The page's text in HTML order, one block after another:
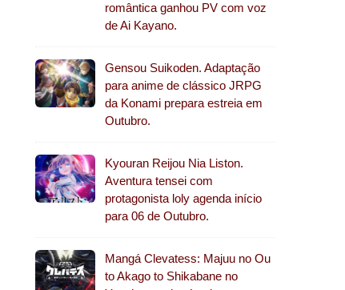
romântica ganhou PV com voz
de Ai Kayano.
Gensou Suikoden. Adaptação
para anime de clássico JRPG
da Konami prepara estreia em
Outubro.
Kyouran Reijou Nia Liston.
Aventura tensei com
protagonista loly agenda início
para 06 de Outubro.
Mangá Clevatess: Majuu no Ou
to Akago to Shikabane no